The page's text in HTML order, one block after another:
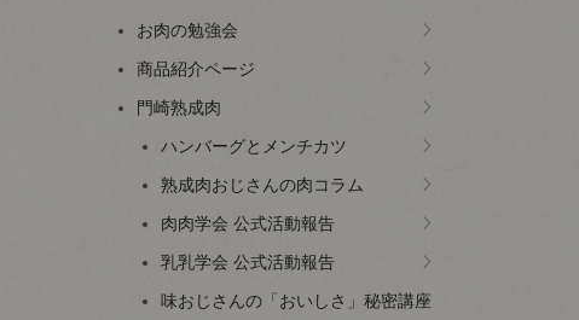
お肉の勉強会
商品紹介ページ
門崎熟成肉
ハンバーグとメンチカツ
熟成肉おじさんの肉コラム
肉肉学会 公式活動報告
乳乳学会 公式活動報告
味おじさんの「おいしさ」秘密講座